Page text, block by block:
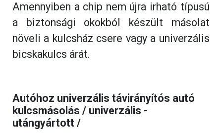
Amennyiben a chip nem újra irható típusú
a biztonsági okokból készült másolat
növeli a kulcsház csere vagy a univerzális
bicskakulcs árát.
Autóhoz univerzális távirányítós autó
kulcsmásolás / univerzális -
utángyártott /